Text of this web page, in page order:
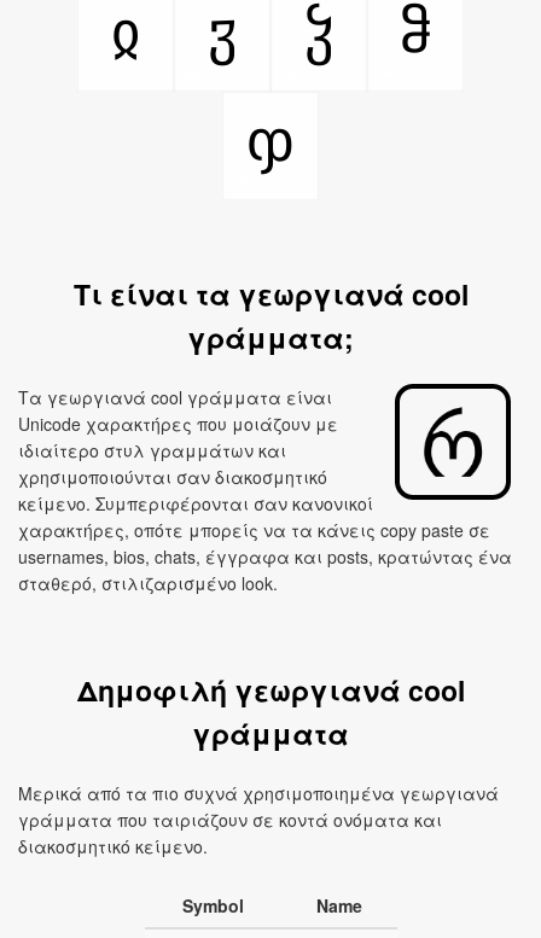
ჲ
ჳ ჴ
ჵ
ჶ
Τι είναι τα γεωργιανά cool
γράμματα;
Τα γεωργιανά cool γράμματα είναι
Unicode χαρακτήρες που μοιάζουν με
ιδιαίτερο στυλ γραμμάτων και
χρησιμοποιούνται σαν διακοσμητικό
κείμενο. Συμπεριφέρονται σαν κανονικοί
χαρακτήρες, οπότε μπορείς να τα κάνεις copy paste σε
usernames, bios, chats, έγγραφα και posts, κρατώντας ένα
σταθερό, στιλιζαρισμένο look.
Δημοφιλή γεωργιανά cool
γράμματα
Μερικά από τα πιο συχνά χρησιμοποιημένα γεωργιανά
γράμματα που ταιριάζουν σε κοντά ονόματα και
διακοσμητικό κείμενο.
Symbol
Name